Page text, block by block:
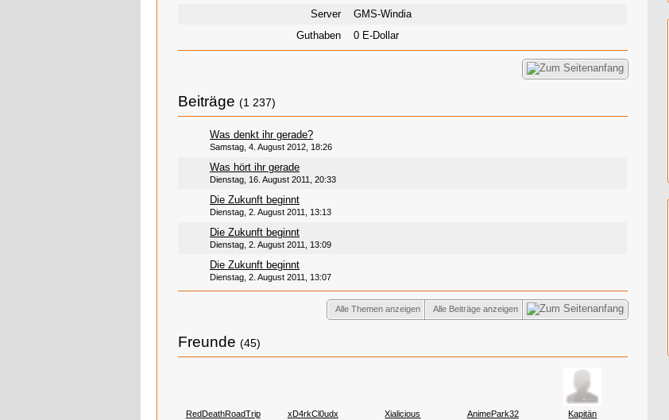
Server
GMS-Windia
Guthaben
0 E-Dollar
Beiträge (1 237)
Was denkt ihr gerade?
Samstag, 4. August 2012, 18:26
Was hört ihr gerade
Dienstag, 16. August 2011, 20:33
Die Zukunft beginnt
Dienstag, 2. August 2011, 13:13
Die Zukunft beginnt
Dienstag, 2. August 2011, 13:09
Die Zukunft beginnt
Dienstag, 2. August 2011, 13:07
Alle Beiträge anzeigen
Alle Themen anzeigen
Freunde (45)
RedDeathRoadTrip xD4rkCl0udx Xialicious AnimePark32 Kapitän